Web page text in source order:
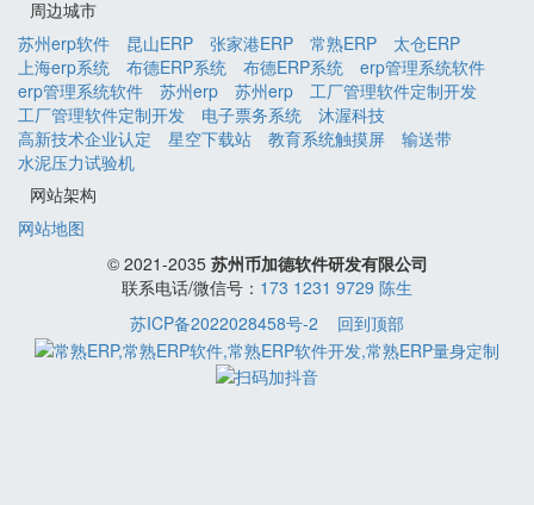
周边城市
苏州erp软件
昆山ERP 张家港ERP 常熟ERP
太仓ERP
上海erp系统
布德ERP系统 布德ERP系统
erp管理系统软件
erp管理系统软件
苏州erp 苏州erp
工厂管理软件定制开发
工厂管理软件定制开发
电子票务系统
沐渥科技
高新技术企业认定
星空下载站 教育系统触摸屏
输送带
水泥压力试验机
网站架构
网站地图
© 2021-2035 苏州币加德软件研发有限公司
联系电话/微信号： 173 1231 9729 陈生
苏ICP备2022028458号-2
回到顶部